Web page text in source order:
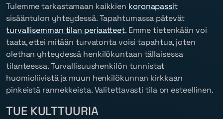
Tulemme tarkastamaan kaikkien koronapassit
sisääntulon yhteydessä. Tapahtumassa pätevät
turvallisemman tilan periaatteet. Emme tietenkään voi
taata, ettei mitään turvatonta voisi tapahtua, joten
olethan yhteydessä henkilökuntaan tällaisessa
tilanteessa. Turvallisuushenkilön tunnistat
huomioliivistä ja muun henkilökunnan kirkkaan
pinkeistä rannekkeista. Valitettavasti tila on esteellinen.
TUE KULTTUURIA